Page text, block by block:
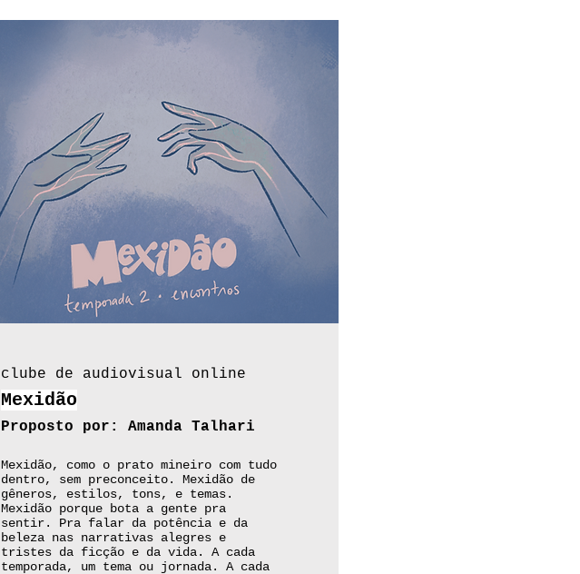
clube de audiovisual online
Mexidão
Proposto por: Amanda Talhari
Mexidão, como o prato mineiro com tudo
dentro, sem preconceito. Mexidão de
gêneros, estilos, tons, e temas.
Mexidão porque bota a gente pra
sentir. Pra falar da potência e da
beleza nas narrativas alegres e
tristes da ficção e da vida. A cada
temporada, um tema ou jornada. A cada